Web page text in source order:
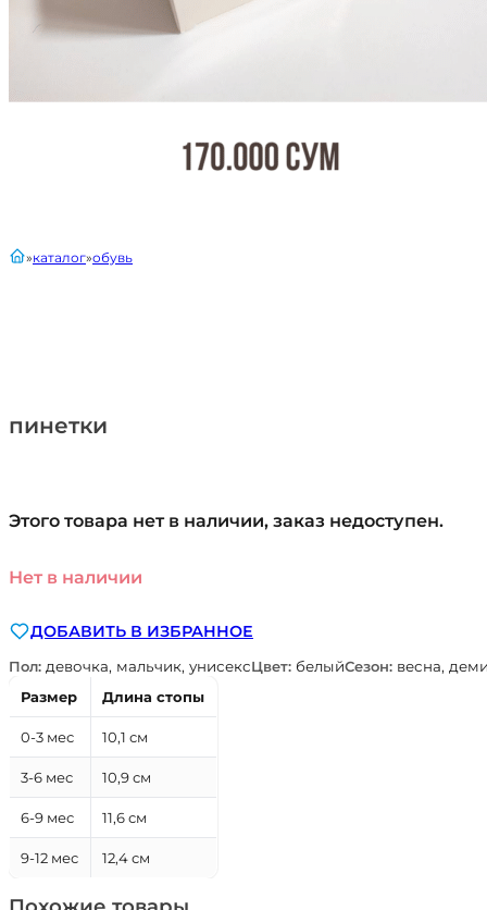
пинетки
главнаякаталог обувь
Этого товара нет в наличии, заказ недоступен.
Нет в наличии
ДОБАВИТЬ В ИЗБРАННОЕ
Пол: девочка, мальчик, унисексЦвет: белыйСезон: весна,
Размер
Длина стопы
0-3 мес 10,1 см
3-6 мес 10,9 см
6-9 мес 11,6 см
9-12 мес 12,4 см